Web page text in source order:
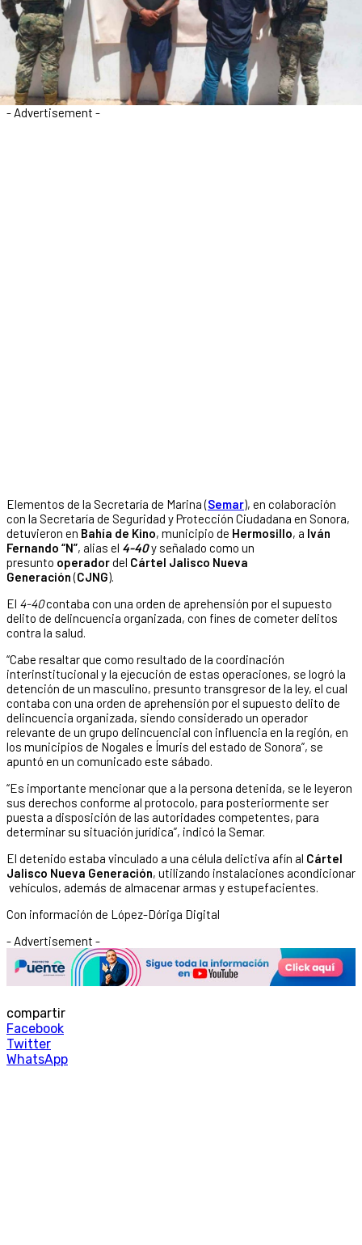
- Advertisement -
Elementos de la Secretaría de Marina (Semar), en colaboración
con la Secretaría de Seguridad y Protección Ciudadana en Sonora,
detuvieron en Bahía de Kino, municipio de Hermosillo, a Iván
Fernando “N”, alias el 4-40y señalado como un
presunto operadordel Cártel Jalisco Nueva
Generación(CJNG).
El 4-40contaba con una orden de aprehensión por el supuesto
delito de delincuencia organizada, con fines de cometer delitos
contra la salud.
“Cabe resaltar que como resultado de la coordinación
interinstitucional y la ejecución de estas operaciones, se logró la
detención de un masculino, presunto transgresor de la ley, el cual
contaba con una orden de aprehensión por el supuesto delito de
delincuencia organizada, siendo considerado un operador
relevante de un grupo delincuencial con influencia en la región, en
los municipios de Nogales e Ímuris del estado de Sonora”, se
apuntó en un comunicado este sábado.
“Es importante mencionar que a la persona detenida, se le leyeron
sus derechos conforme al protocolo, para posteriormente ser
puesta a disposición de las autoridades competentes, para
determinar su situación jurídica”, indicó la Semar.
El detenido estaba vinculado a una célula delictiva afín al Cártel
Jalisco Nueva Generación, utilizando instalaciones acondicionar
vehículos, además de almacenar armas y estupefacientes.
Con información de López-Dóriga Digital
- Advertisement -
compartir
Facebook
Twitter
WhatsApp